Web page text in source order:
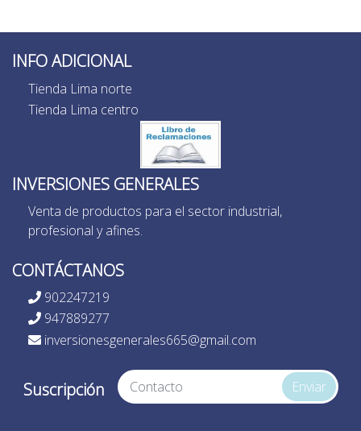
INFO ADICIONAL
Tienda Lima norte
Tienda Lima centro
INVERSIONES GENERALES
Venta de productos para el sector industrial,
profesional y afines.
CONTÁCTANOS
902247219
947889277
inversionesgenerales665@gmail.com
Suscripción Enviar